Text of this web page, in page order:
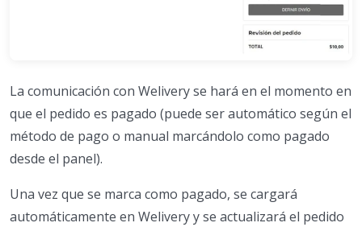
La comunicación con Welivery se hará en el momento en
que el pedido es pagado (puede ser automático según el
método de pago o manual marcándolo como pagado
desde el panel).
Una vez que se marca como pagado, se cargará
automáticamente en Welivery y se actualizará el pedido